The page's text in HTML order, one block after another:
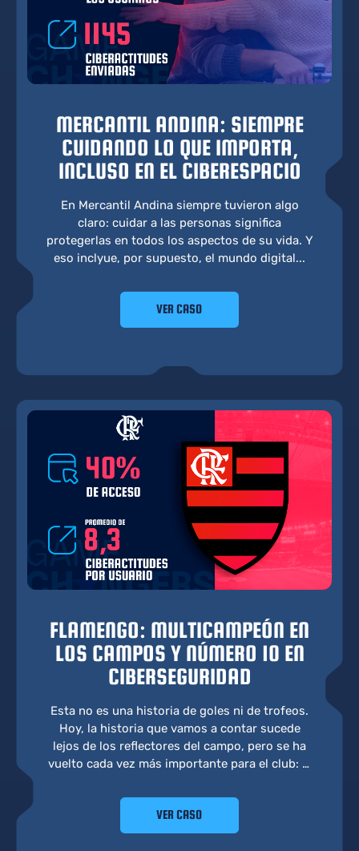
MERCANTIL ANDINA: SIEMPRE
CUIDANDO LO QUE IMPORTA,
INCLUSO EN EL CIBERESPACIO
En Mercantil Andina siempre tuvieron algo
claro: cuidar a las personas significa
protegerlas en todos los aspectos de su vida. Y
eso inclyue, por supuesto, el mundo digital...
VER CASO
FLAMENGO: MULTICAMPEÓN EN
LOS CAMPOS Y NÚMERO 10 EN
CIBERSEGURIDAD
Esta no es una historia de goles ni de trofeos.
Hoy, la historia que vamos a contar sucede
lejos de los reflectores del campo, pero se ha
vuelto cada vez más importante para el club: el
seguridad cibernética.
VER CASO